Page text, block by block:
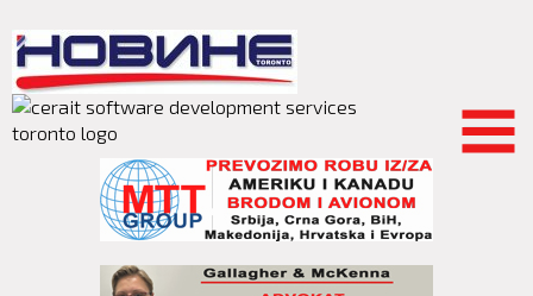
main
content